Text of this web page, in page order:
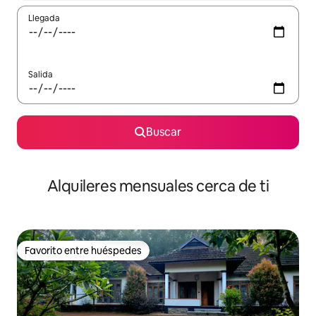
Llegada
Salida
Buscar
Alquileres mensuales cerca de ti
Favorito entre huéspedes
Favorito entre huéspedes